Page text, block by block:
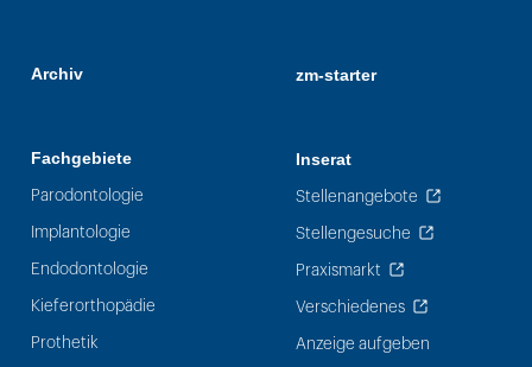
Archiv
Fachgebiete
Parodontologie
Implantologie
Endodontologie
Kieferorthopädie
Prothetik
zm-starter
Inserat
Stellenangebote
Stellengesuche
Praxismarkt
Verschiedenes
Anzeige aufgeben